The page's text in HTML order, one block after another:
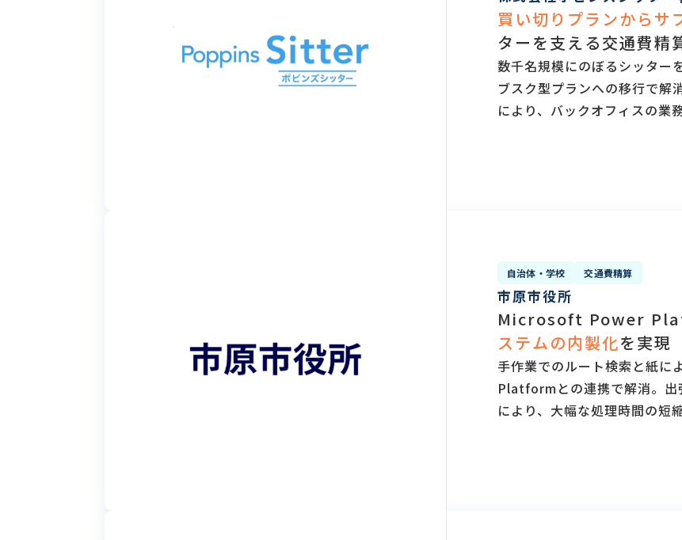
買い切りプランからサ
ターを支える交通費精
数千名規模にのぼるシッター
ブスク型プランへの移行で解
により、バックオフィスの業
自治体・学校 交通費精算
市原市役所
Microsoft Power
ステムの内製化を実現
手作業でのルート検索と紙
Platformとの連携で解消。出
により、大幅な処理時間の短